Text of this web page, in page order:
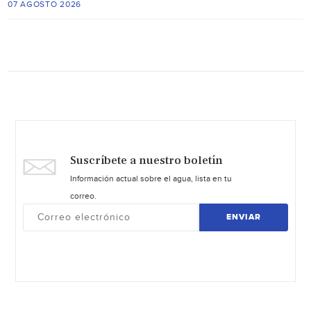
07 AGOSTO 2026
Suscríbete a nuestro boletín
Información actual sobre el agua, lista en tu
correo.
ENVIAR